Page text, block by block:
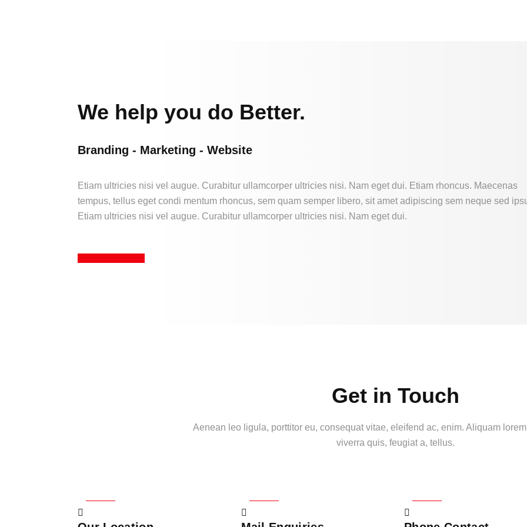
We help you do Better.
Branding - Marketing - Website
Etiam ultricies nisi vel augue. Curabitur ullamcorper ultricies nisi. Nam eget dui. Etiam rhoncus. Maecenas
tempus, tellus eget condi mentum rhoncus, sem quam semper libero, sit amet adipiscing sem neque sed
Etiam ultricies nisi vel augue. Curabitur ullamcorper ultricies nisi. Nam eget dui.
Get in Touch
Aenean leo ligula, porttitor eu, consequat vitae, eleifend ac, enim. Aliquam
viverra quis, feugiat a, tellus.